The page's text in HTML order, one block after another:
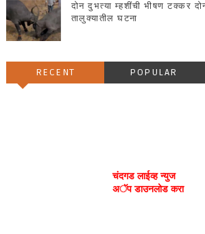
दोन दुभत्या म्हशींची भीषण टक्कर
तालुक्यातील घटना
RECENT POPULAR
चंदगड लाईव्ह न्युज
अॅप डाउनलोड करा